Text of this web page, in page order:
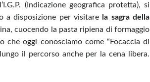
(Indicazione geografica protetta), si
a disposizione per visitare
la sagra della
cuocendo la pasta ripiena di formaggio
che oggi conosciamo come “Focaccia di
il percorso anche per la cena libera.